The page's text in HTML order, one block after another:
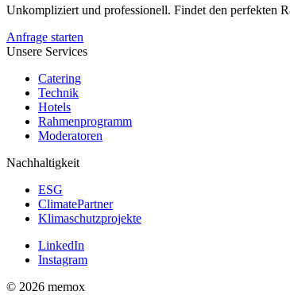
Unkompliziert und professionell. Findet den perfekten
Anfrage starten
Unsere Services
Catering
Technik
Hotels
Rahmenprogramm
Moderatoren
Nachhaltigkeit
ESG
ClimatePartner
Klimaschutzprojekte
LinkedIn
Instagram
© 2026 memox